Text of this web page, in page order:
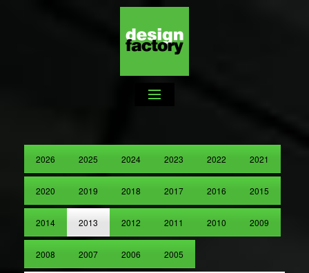
2026 2025 2024 2023 2022 2021
2020 2019 2018 2017 2016 2015
2014 2013 2012 2011 2010 2009
2008 2007 2006 2005